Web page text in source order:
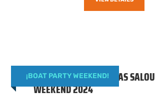
¡BOAT PARTY WEEKEND!
BOAT PARTY DESPEDIDAS SALOU
WEEKEND 2024